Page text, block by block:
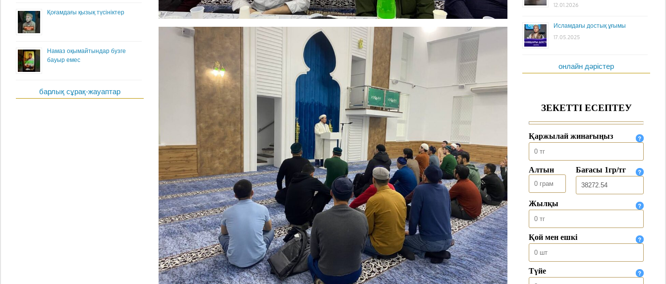
Қоғамдағы қызық түсініктер
Намаз оқымайтындар бузге
бауыр емес
барлық сұрақ-жауаптар
12.01.2026
Исламдағы достық ұғымы
17.05.2025
онлайн дәрістер